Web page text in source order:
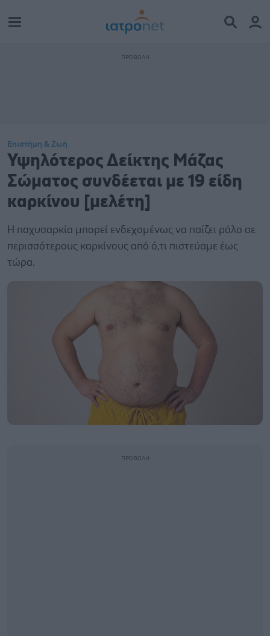
Επιστήμη & Ζωή
Υψηλότερος Δείκτης Μάζας
Σώματος συνδέεται με 19 είδη
καρκίνου [μελέτη]
Η παχυσαρκία μπορεί ενδεχομένως να παίζει ρόλο σε
περισσότερους καρκίνους από ό,τι πιστεύαμε έως
τώρα.